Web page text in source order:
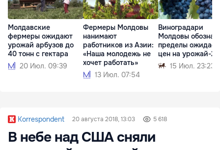
Молдавские
фермеры ожидают
урожай арбузов до
40 тонн с гектара
20 Июл. 09:39
Фермеры Молдовы
нанимают
работников из Азии:
«Наша молодежь не
хочет работать»
13 Июл. 07:54
Виноградари
Молдовы
пределы
цен на урожай-
15 Июл. 23:23
Korrespondent 20 августа 2018, 13:03 5 618
В небе над США сняли